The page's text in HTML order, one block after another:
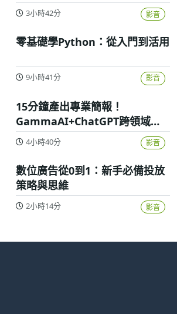
3小時42分 影音
零基礎學Python：從入門到活用
9小時41分 影音
15分鐘產出專業簡報！
GammaAI+ChatGPT跨領域高
效實戰攻略
4小時40分 影音
數位廣告從0到1：新手必備投放
策略與思維
2小時14分 影音